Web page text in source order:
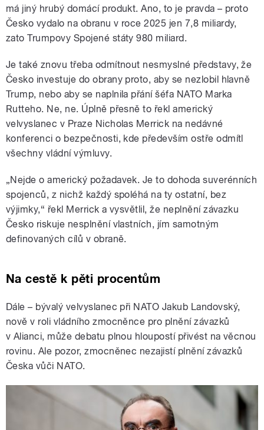
má jiný hrubý domácí produkt. Ano, to je pravda – proto
Česko vydalo na obranu v roce 2025 jen 7,8 miliardy,
zato Trumpovy Spojené státy 980 miliard.
Je také znovu třeba odmítnout nesmyslné představy, že
Česko investuje do obrany proto, aby se nezlobil hlavně
Trump, nebo aby se naplnila přání šéfa NATO Marka
Rutteho. Ne, ne. Úplně přesně to řekl americký
velvyslanec v Praze Nicholas Merrick na nedávné
konferenci o bezpečnosti, kde především ostře odmítl
všechny vládní výmluvy.
„Nejde o americký požadavek. Je to dohoda suverénních
spojenců, z nichž každý spoléhá na ty ostatní, bez
výjimky,“ řekl Merrick a vysvětlil, že neplnění závazku
Česko riskuje nesplnění vlastních, jím samotným
definovaných cílů v obraně.
Na cestě k pěti procentům
Dále – bývalý velvyslanec při NATO Jakub Landovský,
nově v roli vládního zmocněnce pro plnění závazků
v Alianci, může debatu plnou hloupostí přivést na věcnou
rovinu. Ale pozor, zmocněnec nezajistí plnění závazků
Česka vůči NATO.